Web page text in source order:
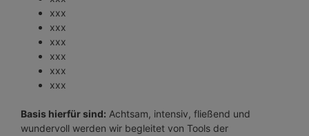
xxx
xxx
xxx
xxx
xxx
xxx
Basis hierfür sind: Achtsam, intensiv, fließend und
wundervoll werden wir begleitet von Tools der